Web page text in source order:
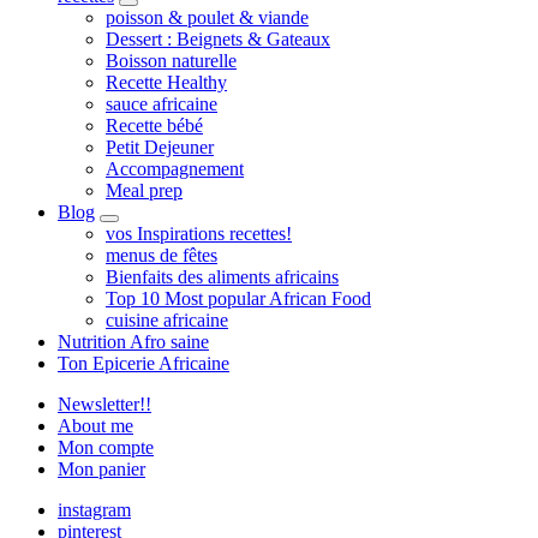
expand
child
menu
poisson & poulet & viande
Dessert : Beignets & Gateaux
Boisson naturelle
Recette Healthy
sauce africaine
Recette bébé
Petit Dejeuner
Accompagnement
Meal prep
Blog
expand
child
menu
vos Inspirations recettes!
menus de fêtes
Bienfaits des aliments africains
Top 10 Most popular African Food
cuisine africaine
Nutrition Afro saine
Ton Epicerie Africaine
Newsletter!!
About me
Mon compte
Mon panier
instagram
pinterest